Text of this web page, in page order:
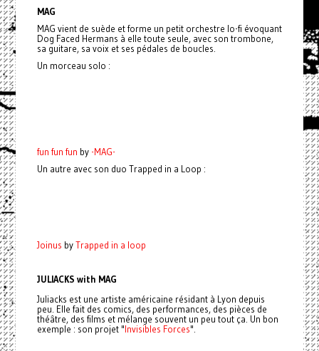
MAG
MAG vient de suède et forme un petit orchestre lo-fi évoquant
Dog Faced Hermans à elle toute seule, avec son trombone,
sa guitare, sa voix et ses pédales de boucles.
Un morceau solo :
fun fun fun by -MAG-
Un autre avec son duo Trapped in a Loop :
Joinus byTrapped in a loop
JULIACKS with MAG
Juliacks est une artiste américaine résidant à Lyon depuis
peu. Elle fait des comics, des performances, des pièces de
théâtre, des films et mélange souvent un peu tout ça. Un bon
exemple : son projet "Invisibles Forces".